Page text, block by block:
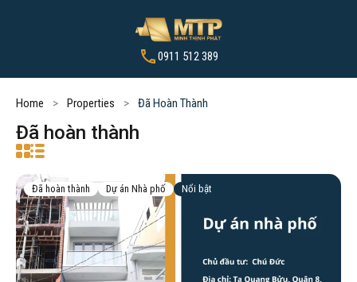
0911 512 389
Home Properties Đã Hoàn Thành
Đã hoàn thành
Đã hoàn thành Dự án Nhà phố Nổi bật